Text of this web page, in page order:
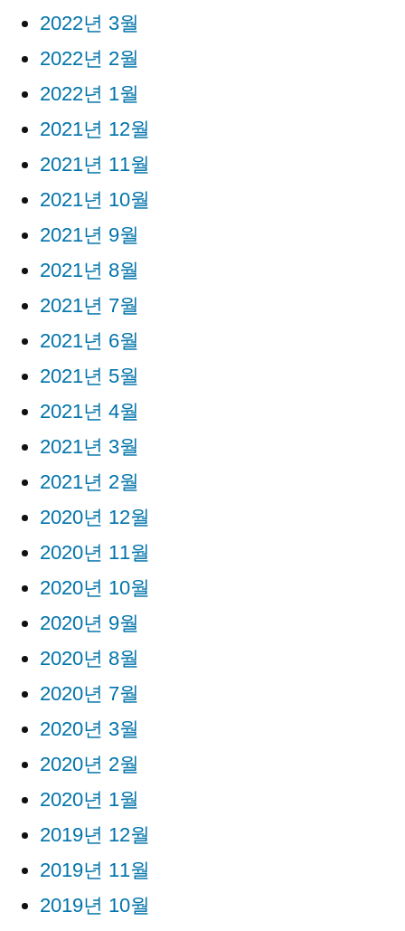
2022년 3월
2022년 2월
2022년 1월
2021년 12월
2021년 11월
2021년 10월
2021년 9월
2021년 8월
2021년 7월
2021년 6월
2021년 5월
2021년 4월
2021년 3월
2021년 2월
2020년 12월
2020년 11월
2020년 10월
2020년 9월
2020년 8월
2020년 7월
2020년 3월
2020년 2월
2020년 1월
2019년 12월
2019년 11월
2019년 10월